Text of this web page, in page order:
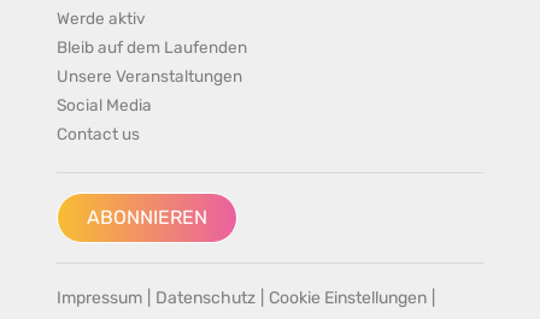
Werde aktiv
Bleib auf dem Laufenden
Unsere Veranstaltungen
Social Media
Contact us
ABONNIEREN
Impressum Datenschutz Cookie Einstellungen